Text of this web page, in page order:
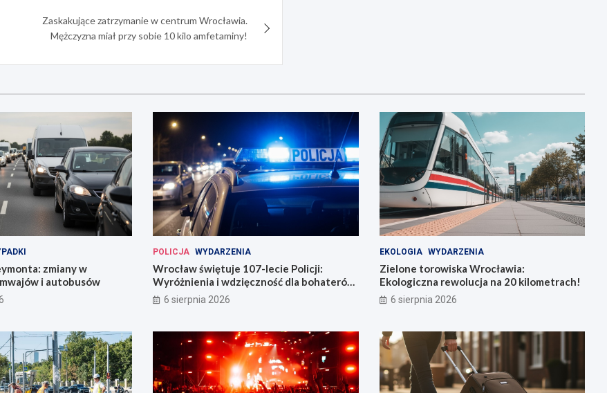
Zaskakujące zatrzymanie w centrum Wrocławia.
Mężczyzna miał przy sobie 10 kilo amfetaminy!
zmiany w
i autobusów
POLICJA WYDARZENIA
Wrocław świętuje 107-lecie Policji:
Wyróżnienia i wdzięczność dla bohaterów
codzienności
6 sierpnia 2026
EKOLOGIA WYDARZENIA
Zielone torowiska Wrocławia:
Ekologiczna rewolucja na 20 kilometrach!
6 sierpnia 2026